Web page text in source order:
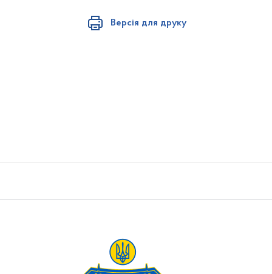
Версія для друку